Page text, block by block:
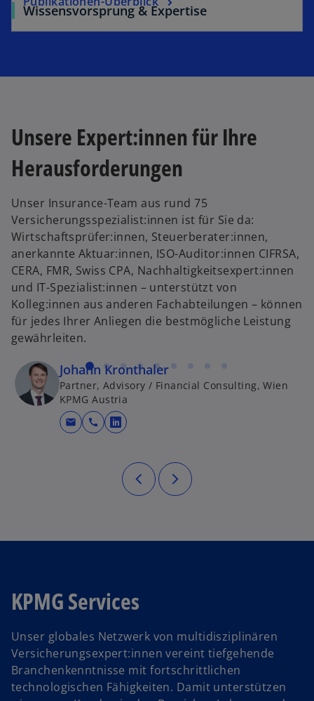
Wissensvorsprung & Expertise
Unsere Expert:innen für Ihre
Herausforderungen
Unser Insurance-Team aus rund 75
Versicherungsspezialist:innen ist für Sie da:
Wirtschaftsprüfer:innen, Steuerberater:innen,
anerkannte Aktuar:innen, ISO-Auditor:innen CIFRSA,
CERA, FMR, Swiss CPA, Nachhaltigkeitsexpert:innen
und IT-Spezialist:innen – unterstützt von
Kolleg:innen aus anderen Fachabteilungen – können
für jedes Ihrer Anliegen die bestmögliche Leistung
gewährleiten.
Johann Kronthaler
Partner, Advisory / Financial Consulting, Wien
KPMG Austria
mail call wird in einer neuen Registerkarte
KPMG Services
Unser globales Netzwerk von multidisziplinären
Versicherungsexpert:innen vereint tiefgehende
Branchenkenntnisse mit fortschrittlichen
technologischen Fähigkeiten. Damit unterstützen